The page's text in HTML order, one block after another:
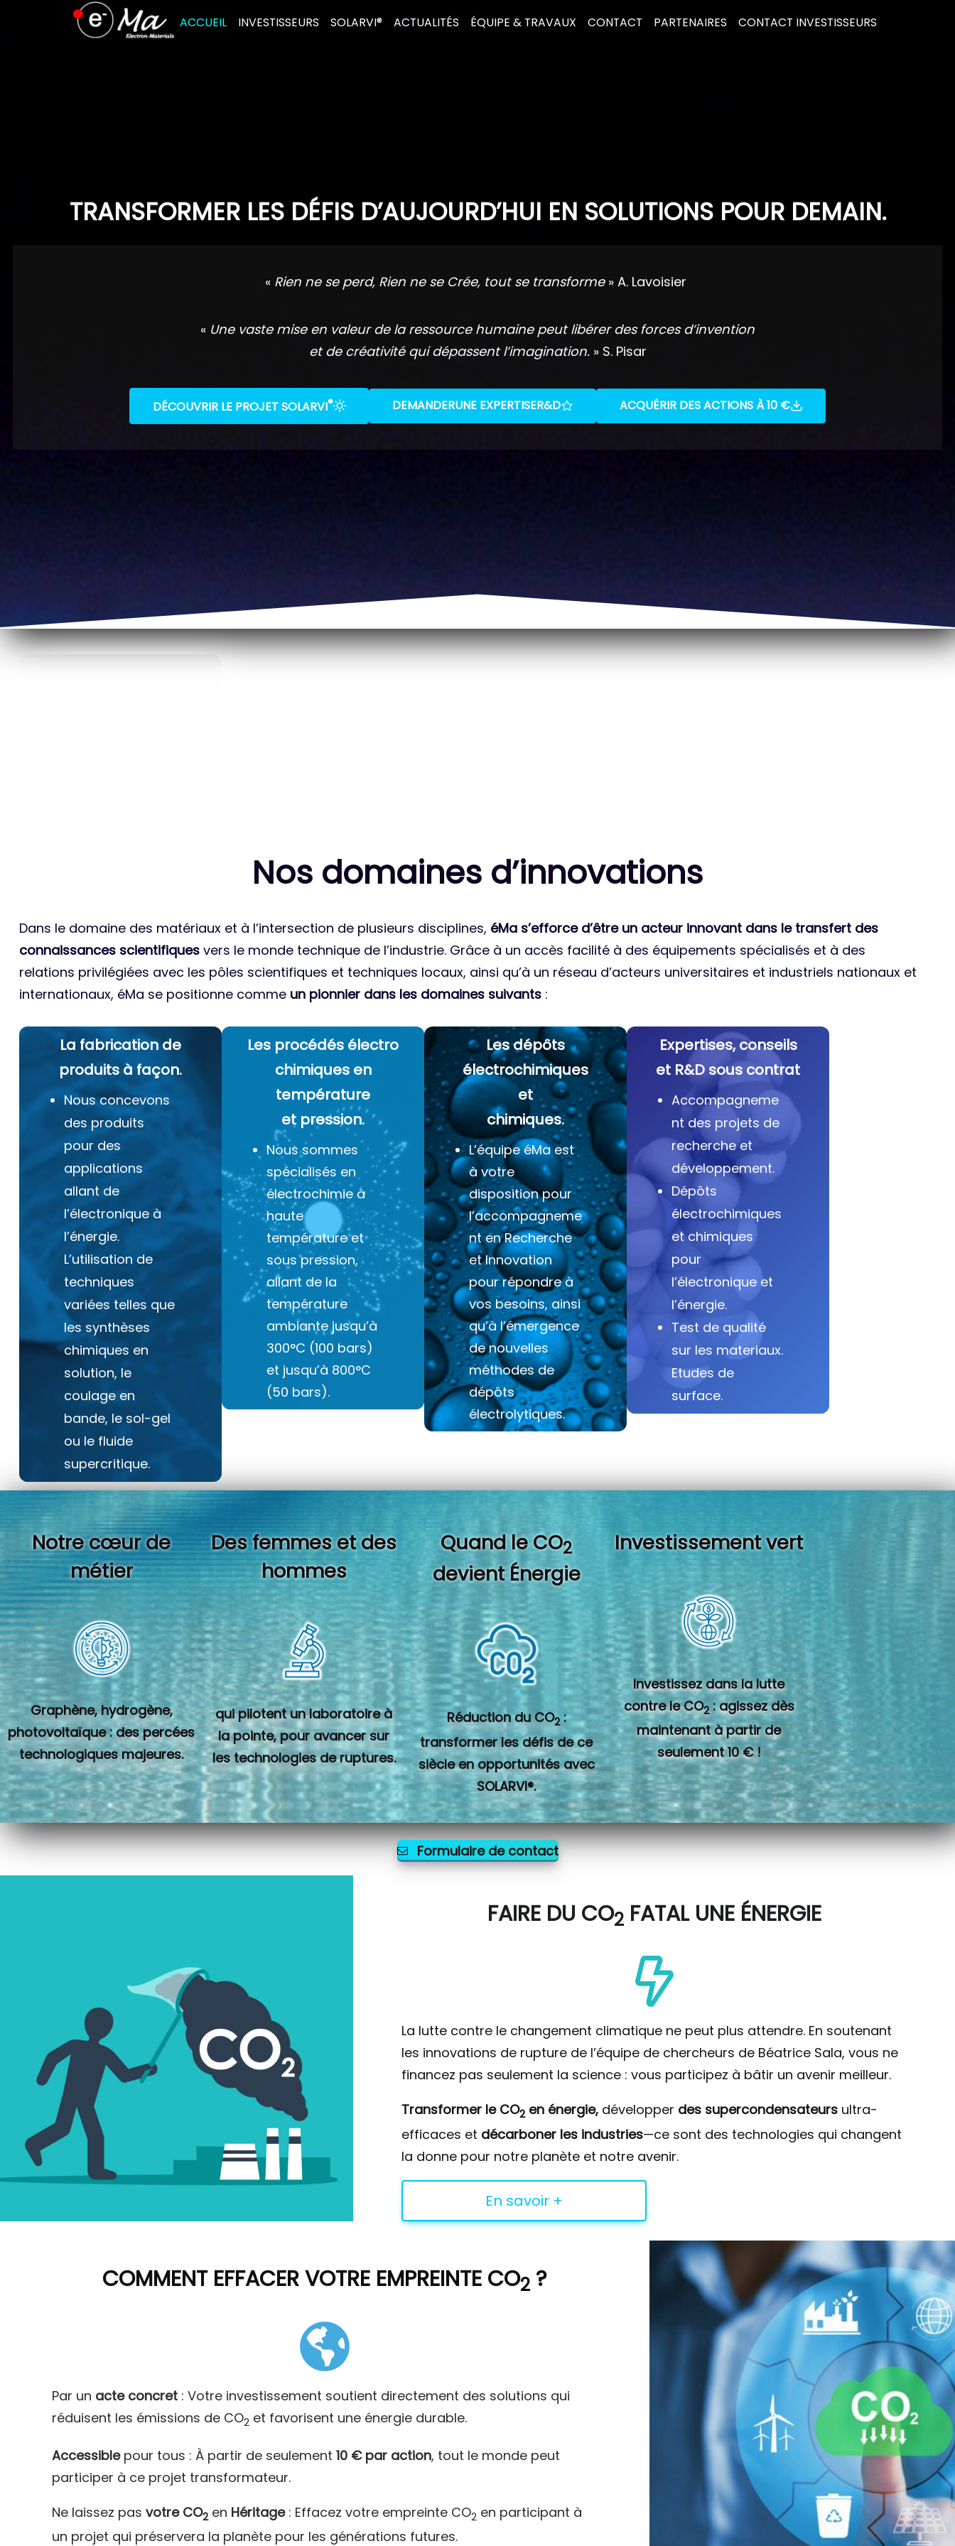
ACCUEIL INVESTISSEURS SOLARVI® ACTUALITÉS ÉQUIPE & TRAVAUX CONTACT PARTENAIRES CONTACT INVESTISSEURS
TRANSFORMER LES DÉFIS D’AUJOURD’HUI EN SOLUTIONS POUR DEMAIN.
« Rien ne se perd, Rien ne se Crée, tout se transforme » A. Lavoisier
« Une vaste mise en valeur de la ressource humaine peut libérer des forces d’invention
et de créativité qui dépassent l’imagination.» S. Pisar
DÉCOUVRIR LE PROJET SOLARVI® DEMANDERUNE EXPERTISER&D ACQUÉRIR DES ACTIONS À 10 €
Nos domaines d’innovations
Dans le domaine des matériaux et à l’intersection de plusieurs disciplines, éMa s’efforce d’être un acteur innovant dans le transfert des
connaissances scientifiques vers le monde technique de l’industrie. Grâce à un accès facilité à des équipements spécialisés et à des
relations privilégiées avec les pôles scientifiques et techniques locaux, ainsi qu’à un réseau d’acteurs universitaires et industriels nationaux et
internationaux, éMa se positionne comme un pionnier dans les domaines suivants :
La fabrication de
produits à façon.
Nous concevons
des produits
pour des
applications
allant de
l’électronique à
l’énergie.
L’utilisation de
techniques
variées telles que
les synthèses
chimiques en
solution, le
coulage en
bande, le sol-gel
ou le fluide
supercritique.
Les procédés électro
chimiques en
température
et pression.
Nous sommes
spécialisés en
électrochimie à
haute
température et
sous pression,
allant de la
température
ambiante jusqu’à
300°C (100 bars)
et jusqu’à 800°C
(50 bars).
Les dépôts
électrochimiques
et
chimiques.
L’équipe éMa est
à votre
disposition pour
l’accompagneme
nt en Recherche
et Innovation
pour répondre à
vos besoins, ainsi
qu’à l’émergence
de nouvelles
méthodes de
dépôts
électrolytiques.
Expertises, conseils
et R&D sous contrat
Accompagneme
nt des projets de
recherche et
développement.
Dépôts
électrochimiques
et chimiques
pour
l’électronique et
l’énergie.
Test de qualité
sur les materiaux.
Etudes de
surface.
Notre cœur de
métier
Graphène, hydrogène,
photovoltaïque : des percées
technologiques majeures.
Des femmes et des
hommes
qui pilotent un laboratoire à
la pointe, pour avancer sur
les technologies de ruptures.
Quand le CO2
devient Énergie
Réduction du CO2 :
transformer les défis de ce
siècle en opportunités avec
SOLARVI®.
Investissement vert
Investissez dans la lutte
contre le CO2 : agissez dès
maintenant à partir de
seulement 10 € !
Formulaire de contact
FAIRE DU CO2FATAL UNE ÉNERGIE
La lutte contre le changement climatique ne peut plus attendre. En soutenant
les innovations de rupture de l’équipe de chercheurs de Béatrice Sala, vous ne
financez pas seulement la science : vous participez à bâtir un avenir meilleur.
Transformer le CO2 en énergie, développer des supercondensateurs ultra-
efficaces et décarboner les industries—ce sont des technologies qui changent
la donne pour notre planète et notre avenir.
En savoir +
COMMENT EFFACER VOTRE EMPREINTE CO2 ?
Par un acte concret : Votre investissement soutient directement des solutions qui
réduisent les émissions de CO2 et favorisent une énergie durable.
Accessiblepour tous : À partir de seulement10 € par action, tout le monde peut
participer à ce projet transformateur.
Ne laissez pasvotre CO2 en Héritage: Effacez votre empreinte CO2 en participant à
un projet qui préservera la planète pour les générations futures.